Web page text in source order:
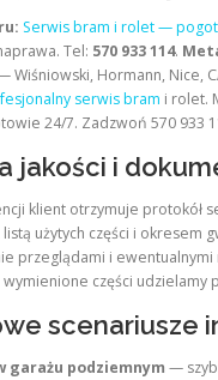
Serwis bram i rolet —
Tel: 570 933 114.
Wiśniowski, Hormann, Nice,
serwis bram i rolet.
24/7. Zadzwoń 570 933
jakości i
klient otrzymuje protokół
użytych części i okresem
przeglądami i ewentualnymi
części udzielamy
scenariusze
garażu podziemnym —